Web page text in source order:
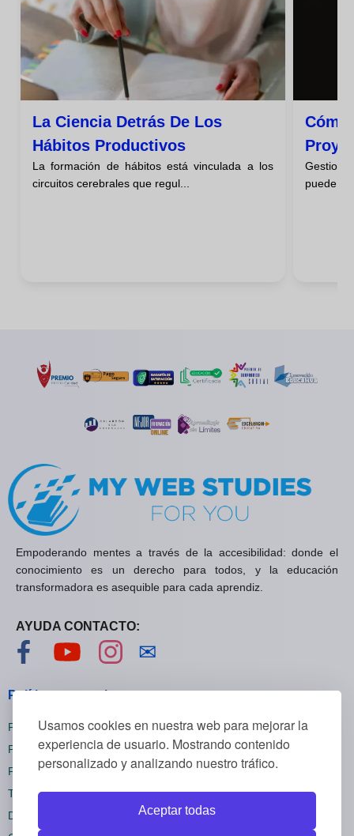
Usamos cookies en nuestra web para mejorar la
experiencia de usuario. Mostrando contenido
personalizado y analizando nuestro tráfico.
Aceptar todas
La Ciencia Detrás De Los
Hábitos Productivos
La formación de hábitos está vinculada a los
circuitos cerebrales que regul...
puede
Empoderando mentes a través de la accesibilidad: donde el
conocimiento es un derecho para todos, y la educación
transformadora es asequible para cada aprendiz.
AYUDA CONTACTO:
Visítanos en Facebook
Visítanos en YouTube
Visítanos en Instagram
✉
Políticas generales
Políticas de privacidad
Políticas de cookies
Políticas de reembolsos
Términos y condiciones
Darse de baja